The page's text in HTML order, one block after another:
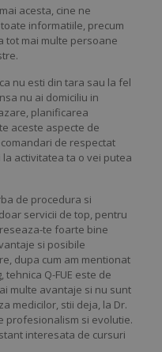
acesta, cine ne
informatiile, precum
tot mai multe persoane
nu esti din tara sau la fel
nu ai domiciliu in
planificarea
aceste aspecte de
de respectat
activitatea ta o vei putea
de procedura si
servicii de top, pentru
te foarte bine
si posibile
dupa cum am mentionat
tehnica Q-FUE este de
multe avantaje si nu sunt
medicilor, stii deja, la Dr.
profesionalism si evolutie.
interesata de cursuri